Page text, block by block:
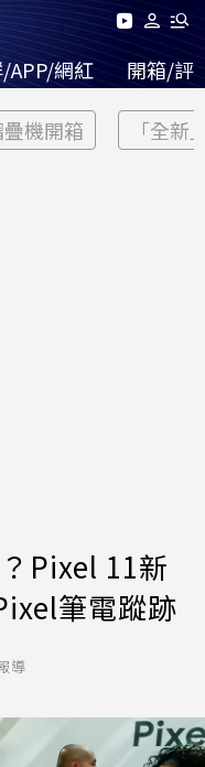
APP/網紅 開箱/評
機開箱 「全新
Pixel 11新
筆電蹤跡
導